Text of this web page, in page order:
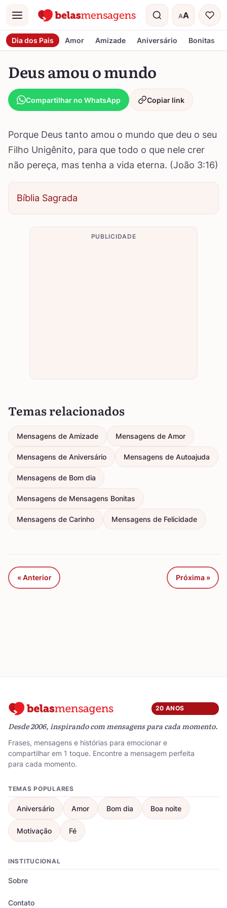
Menu AA
Tamanho do
Dia dos Pais Amor Amizade Aniversário Bonitas
Deus amou o mundo
Compartilhar no WhatsApp Copiar link
Porque Deus tanto amou o mundo que deu o seu
Filho Unigênito, para que todo o que nele crer
não pereça, mas tenha a vida eterna. (João 3:16)
Bíblia Sagrada
PUBLICIDADE
Temas relacionados
Mensagens de Amizade Mensagens de Amor
Mensagens de Aniversário Mensagens de Autoajuda
Mensagens de Bom dia
Mensagens de Mensagens Bonitas
Mensagens de Carinho Mensagens de Felicidade
« Anterior Próxima »
20 ANOS
Desde 2006, inspirando com mensagens para cada momento.
Frases, mensagens e histórias para emocionar e
compartilhar em 1 toque. Encontre a mensagem perfeita
para cada momento.
TEMAS POPULARES
Aniversário Amor Bom dia Boa noite
Motivação Fé
INSTITUCIONAL
Sobre
Contato